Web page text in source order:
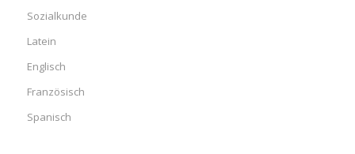
Sozialkunde
Latein
Englisch
Französisch
Spanisch